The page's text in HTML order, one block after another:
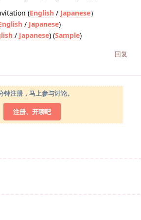
(English / Japanese）
/ Japanese)
/ Japanese) (Sample)
回复
钟注册，马上参与讨论。
注册、开聊吧